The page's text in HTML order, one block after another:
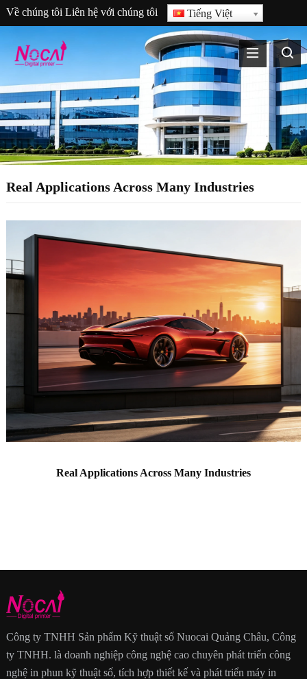
Về chúng tôi Liên hệ với chúng tôi Tiếng Việt
Real Applications Across Many Industries
Real Applications Across Many Industries
Công ty TNHH Sản phẩm Kỹ thuật số Nuocai Quảng Châu, Công
ty TNHH. là doanh nghiệp công nghệ cao chuyên phát triển công
nghệ in phun kỹ thuật số, tích hợp thiết kế và phát triển máy in